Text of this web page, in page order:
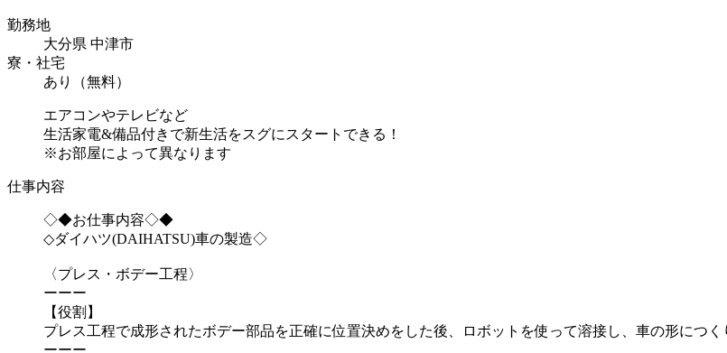
勤務地
大分県 中津市
寮・社宅
あり（無料）
エアコンやテレビなど
生活家電&備品付きで新生活をスグにスタートできる！
※お部屋によって異なります
仕事内容
◇◆お仕事内容◇◆
◇ダイハツ(DAIHATSU)車の製造◇
〈プレス・ボデー工程〉
ーーー
【役割】
プレス工程で成形されたボデー部品を正確に位置決めをした後、ロボットを使って溶接し、車の形につく
ーーー ...